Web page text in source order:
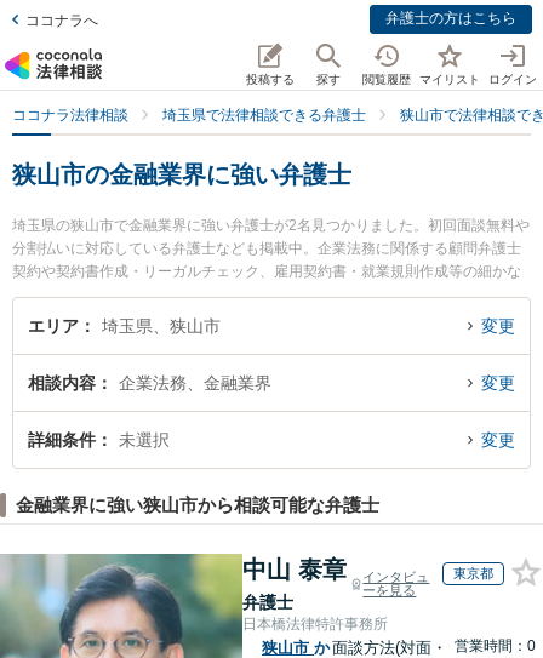
ココナラへ 弁護士の方はこちら
投稿する 探す 閲覧履歴 マイリスト ログイン
ココナラ法律相談 埼玉県で法律相談できる弁護士 狭山市で法律相談で
狭山市の金融業界に強い弁護士
埼玉県の狭山市で金融業界に強い弁護士が2名見つかりました。初回面談無料や
分割払いに対応している弁護士なども掲載中。企業法務に関係する顧問弁護士
契約や契約書作成・リーガルチェック、雇用契約書・就業規則作成等の細かな
分野での絞り込み検索もでき便利です。特に小原・岡本法律事務所の岡本 聡治
弁護士や田島遼一法律事務所の田島 遼一弁護士のプロフィール情報や弁護士費
豊富な近くの弁護士を検索したい』『初回相談無料で金融業界を法律相談でき
る狭山市内の弁護士に相談予約したい』などでお困りの相談者さんにおすすめ
です。
エリア 埼玉県、狭山市 変更
相談内容 企業法務、金融業界 変更
詳細条件 未選択 変更
金融業界に強い狭山市から相談可能な弁護士
中山 泰章
弁護士
インタビュ
ーを見る
東京都
日本橋法律特許事務所
狭山市 か面談方法(対面・
営業時間：0